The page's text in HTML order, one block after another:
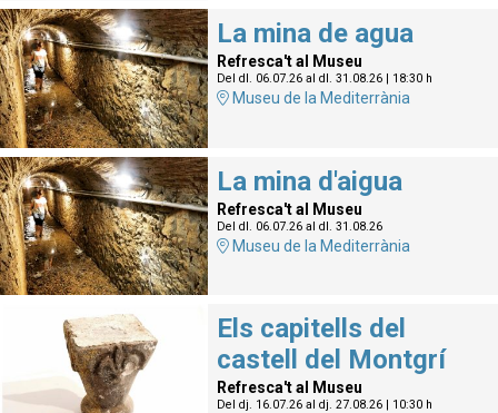
La mina de agua
Refresca't al Museu
Del dl. 06.07.26al dl. 31.08.26| 18:30 h
Museu de la Mediterrània
La mina d'aigua
Refresca't al Museu
Del dl. 06.07.26al dl. 31.08.26
Museu de la Mediterrània
Els capitells del
castell del Montgrí
Refresca't al Museu
Del dj. 16.07.26al dj. 27.08.26| 10:30 h